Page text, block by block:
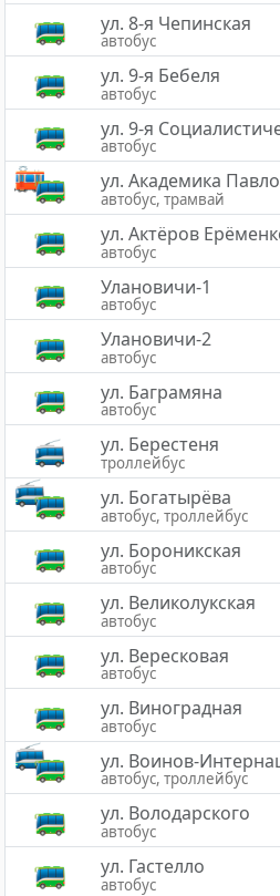
ул. 8-я Чепинская
автобус
ул. 9-я Бебеля
автобус
ул. 9-я
автобус
ул. Академика
автобус, трамвай
ул. Актёров
автобус
Улановичи-1
автобус
Улановичи-2
автобус
ул. Баграмяна
автобус
ул. Берестеня
троллейбус
ул. Богатырёва
автобус, троллейбус
ул. Бороникская
автобус
ул. Великолукская
автобус
ул. Вересковая
автобус
ул. Виноградная
автобус
ул. Воинов-
автобус, троллейбус
ул. Володарского
автобус
ул. Гастелло
автобус